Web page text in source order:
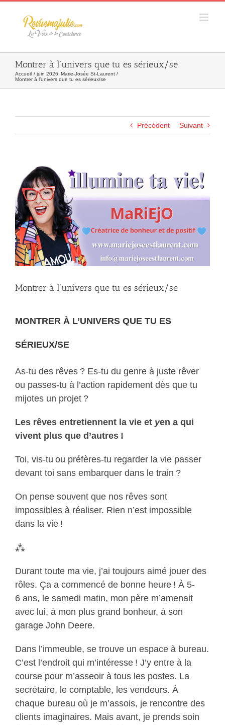
Skip
Montrer à l’univers que tu es sérieux/se
Accueil juin 2026 Marie-Josée St-Laurent
Montrer à l’univers que tu es sérieux/se
Précédent Suivant
Agrandir
l&apos;image
Montrer à l’univers que tu es sérieux/se
MONTRER À L’UNIVERS QUE TU ES
SÉRIEUX/SE
As-tu des rêves ? Es-tu du genre à juste rêver
ou passes-tu à l’action rapidement dès que tu
mijotes un projet ?
Les rêves entretiennent la vie et yen a qui
vivent plus que d’autres !
Toi, vis-tu ou préfères-tu regarder la vie passer
devant toi sans embarquer dans le train ?
On pense souvent que nos rêves sont
impossibles à réaliser. Rien n’est impossible
dans la vie !
⁂
Durant toute ma vie, j’ai toujours aimé jouer des
rôles. Ça a commencé de bonne heure ! À 5-
6 ans, le samedi matin, mon père m’amenait
avec lui, à mon plus grand bonheur, à son
garage John Deere.
Dans l’immeuble, se trouve un espace à bureau.
C’est l’endroit qui m’intéresse ! J’y entre à la
course pour m’asseoir à tous les postes. La
secrétaire, le comptable, les vendeurs. À
chaque bureau où je m’assois, je rencontre des
clients imaginaires. Mais avant, je prends soin